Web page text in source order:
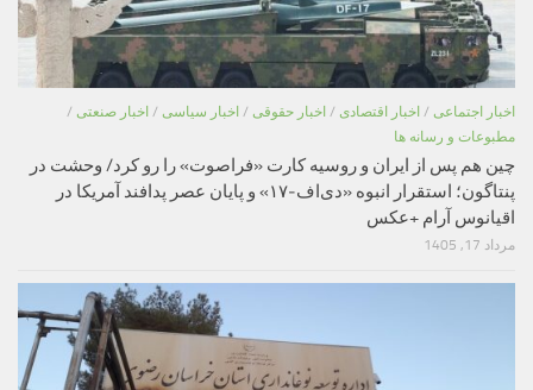
اخبار اجتماعی / اخبار اقتصادی / اخبار حقوقی / اخبار سیاسی / اخبار صنعتی /
مطبوعات و رسانه ها
چین هم پس از ایران و روسیه کارت «فراصوت» را رو کرد/ وحشت در
پنتاگون؛ استقرار انبوه «دی‌اف‑۱۷» و پایان عصر پدافند آمریکا در
اقیانوس آرام +عکس
مرداد 17, 1405